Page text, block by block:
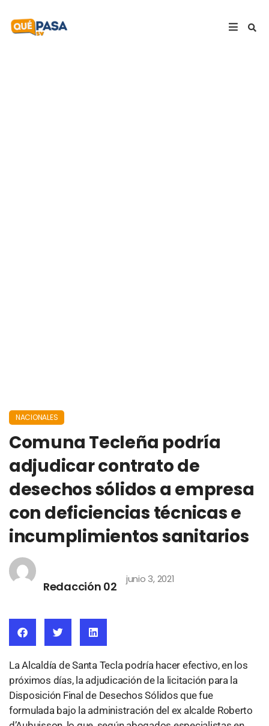
NACIONALES
Comuna Tecleña podría
adjudicar contrato de
desechos sólidos a empresa
con deficiencias técnicas e
incumplimientos sanitarios
Redacción 02
junio 3, 2021
La Alcaldía de Santa Tecla podría hacer efectivo, en los
próximos días, la adjudicación de la licitación para la
Disposición Final de Desechos Sólidos que fue
formulada bajo la administración del ex alcalde Roberto